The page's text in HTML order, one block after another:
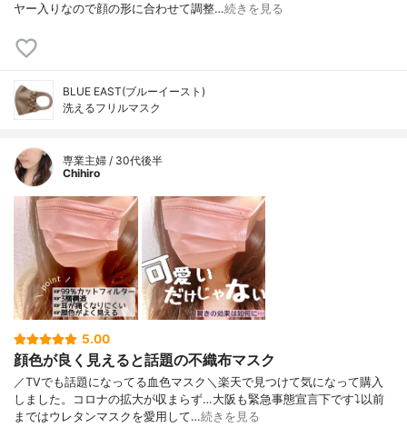
ヤー入りなので顔の形に合わせて調整…続きを見る
BLUE EAST(ブルーイースト)
洗えるフリルマスク
専業主婦 / 30代後半
Chihiro
5.00
顔色が良く見えると話題の不織布マスク
／TVでも話題になってる血色マスク＼楽天で見つけて気になって購入
しました。コロナの拡大が収まらず…大阪も緊急事態宣言下です⤵︎以前
まではウレタンマスクを愛用して…続きを見る